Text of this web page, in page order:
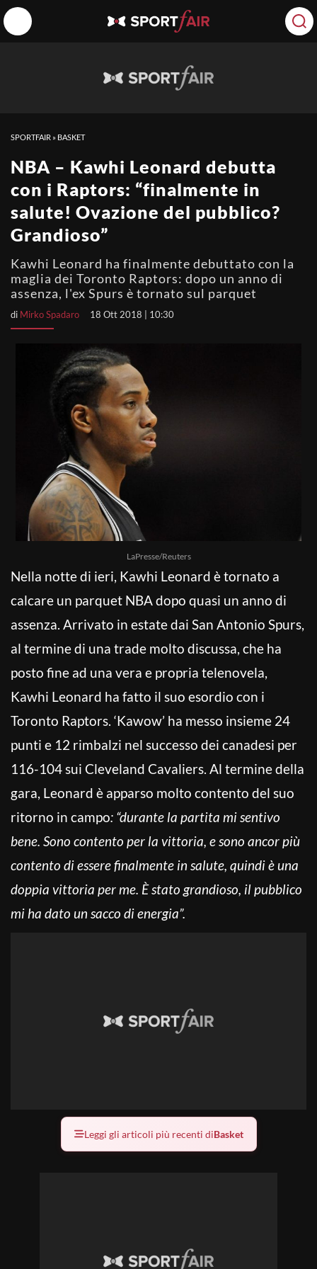
SPORTFAIR » BASKET
NBA – Kawhi Leonard debutta
con i Raptors: “finalmente in
salute! Ovazione del pubblico?
Grandioso”
Kawhi Leonard ha finalmente debuttato con la
maglia dei Toronto Raptors: dopo un anno di
assenza, l'ex Spurs è tornato sul parquet
di Mirko Spadaro 18 Ott 2018 | 10:30
LaPresse/Reuters
Nella notte di ieri, Kawhi Leonard è tornato a
calcare un parquet NBA dopo quasi un anno di
assenza. Arrivato in estate dai San Antonio Spurs,
al termine di una trade molto discussa, che ha
posto fine ad una vera e propria telenovela,
Kawhi Leonard ha fatto il suo esordio con i
Toronto Raptors. ‘Kawow’ ha messo insieme 24
punti e 12 rimbalzi nel successo dei canadesi per
116-104 sui Cleveland Cavaliers. Al termine della
gara, Leonard è apparso molto contento del suo
ritorno in campo: “durante la partita mi sentivo
bene. Sono contento per la vittoria, e sono ancor più
contento di essere finalmente in salute, quindi è una
doppia vittoria per me. È stato grandioso, il pubblico
mi ha dato un sacco di energia”.
Leggi gli articoli più recenti diBasket